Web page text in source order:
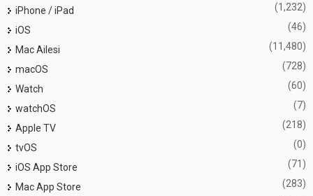
iPhone / iPad
(1,232)
iOS (46)
Mac Ailesi (11,480)
macOS (728)
Watch (60)
watchOS (7)
Apple TV (218)
tvOS (0)
iOS App Store (71)
Mac App Store (283)